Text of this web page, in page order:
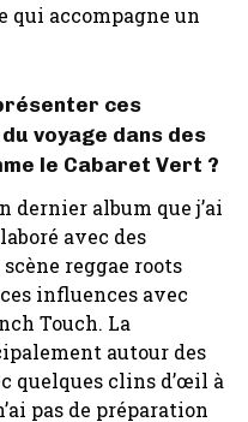
qui accompagne un
ces
voyage dans des
le Cabaret Vert ?
dernier album que j’ai
avec des
reggae roots
influences avec
Touch. La
autour des
quelques clins d’œil à
pas de préparation